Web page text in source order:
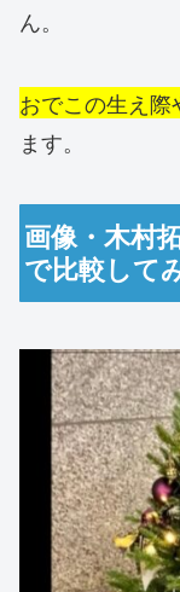
ん。
おでこの生え
ます。
画像・木村
で比較して